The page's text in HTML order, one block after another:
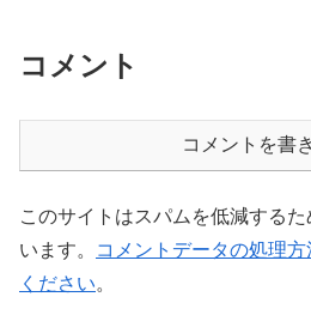
コメント
コメントを書
このサイトはスパムを低減する
います。
コメントデータの処理
ください。